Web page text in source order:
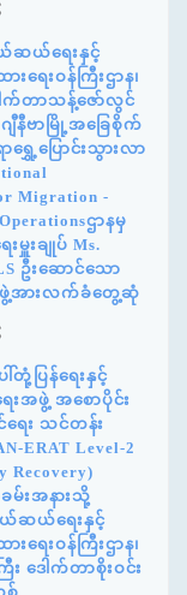
ဆယ်ရေးနှင့်
းရေးဝန်ကြီးဌာန၊
က်တာသန့်ဇော်လွင်
ျီနီဗာမြို့အခြေစိုက်
ေ့ပြောင်းသွားလာ
Migration -
ဌာနမှ
မှူးချုပ် Ms.
ဦးဆောင်သော
အားလက်ခံတွေ့ဆုံ
ပြန်ရေးနှင့်
းအဖွဲ့ အစောပိုင်း
ေး သင်တန်း
ERAT Level-2
Recovery)
မ်းအနားသို့
ဆယ်ရေးနှင့်
းရေးဝန်ကြီးဌာန၊
း ဒေါက်တာစိုးဝင်း